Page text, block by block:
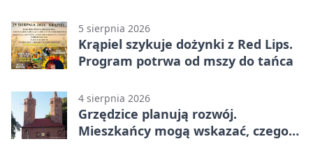
5 sierpnia 2026
Krąpiel szykuje dożynki z Red Lips.
Program potrwa od mszy do tańca
4 sierpnia 2026
Grzędzice planują rozwój.
Mieszkańcy mogą wskazać, czego